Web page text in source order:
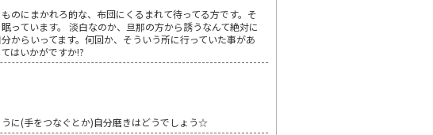
のにまかれろ的な、布団にくるまれて待ってる方です。そ
っています。 淡白なのか、旦那の方から誘うなんて絶対に
からいってます。何回か、そういう所に行っていた事があ
はいかがですか!?
に(手をつなぐとか)自分磨きはどうでしょう☆